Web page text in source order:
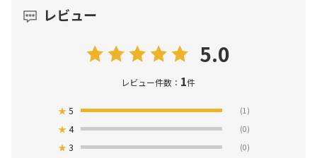
レビュー
5.0
レビュー件数： 1件
★5 (1)
★4 (0)
★3 (0)